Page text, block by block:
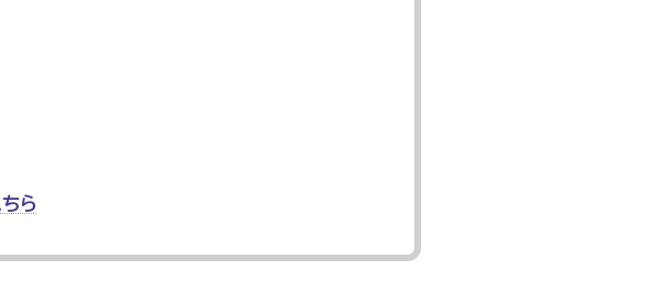
ら